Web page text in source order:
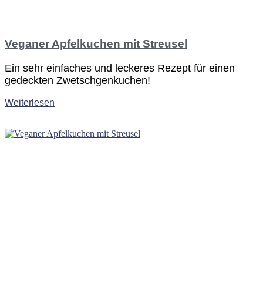
Veganer Apfelkuchen mit Streusel
Ein sehr einfaches und leckeres Rezept für einen
gedeckten Zwetschgenkuchen!
Weiterlesen